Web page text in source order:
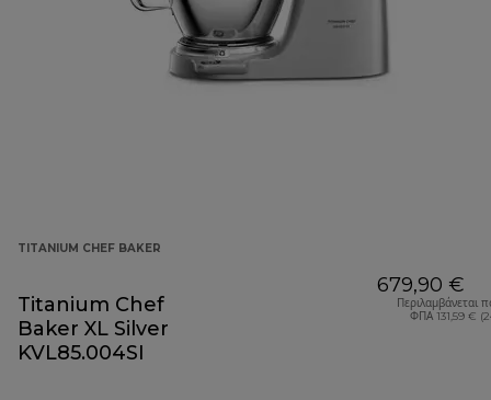
TITANIUM CHEF BAKER
Titanium Chef
Baker XL Silver
KVL85.004SI
679,90 €
Περιλαμβάνεται
ΦΠΑ 131,59 €